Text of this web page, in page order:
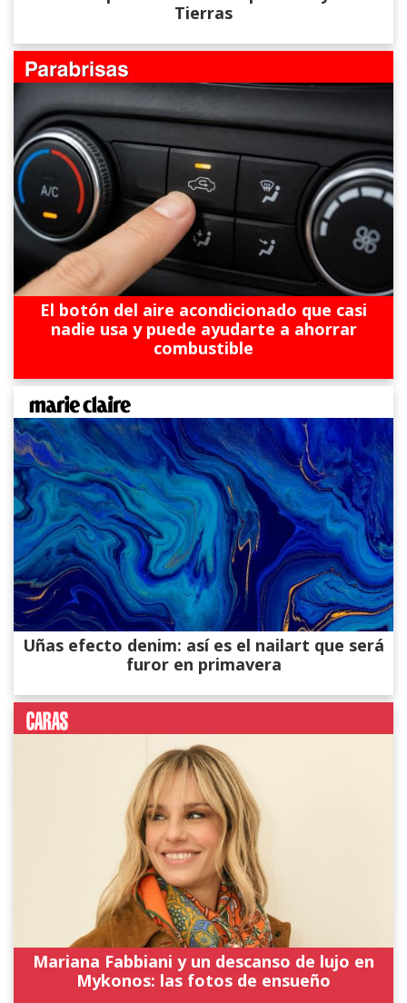
Tierras
El botón del aire acondicionado que casi
nadie usa y puede ayudarte a ahorrar
combustible
Uñas efecto denim: así es el nailart que será
furor en primavera
Mariana Fabbiani y un descanso de lujo en
Mykonos: las fotos de ensueño